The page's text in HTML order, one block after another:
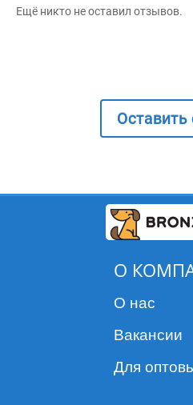
Ещё никто не оставил отзывов.
О
О нас
Вакансии
Для